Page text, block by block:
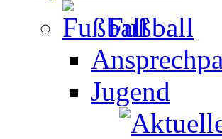
Fußball
Jugend